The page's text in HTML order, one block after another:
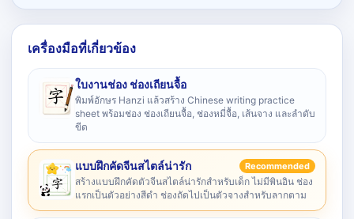
เครื่องมือที่เกี่ยวข้อง
ใบงานช่อง ช่องเถียนจื้อ
พิมพ์อักษร Hanzi แล้วสร้าง Chinese writing practice
sheet พร้อมช่อง ช่องเถียนจื้อ, ช่องหมี่จื้อ, เส้นจาง และลำดับ
ขีด
แบบฝึกคัดจีนสไตล์น่ารัก Recommended
สร้างแบบฝึกคัดตัวจีนสไตล์น่ารักสำหรับเด็ก ไม่มีพินอิน ช่อง
แรกเป็นตัวอย่างสีดำ ช่องถัดไปเป็นตัวจางสำหรับลากตาม